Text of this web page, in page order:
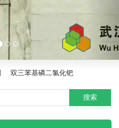
双三苯基磷二氯化钯
搜索